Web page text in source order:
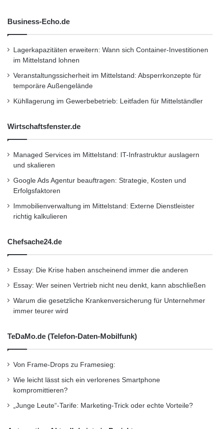
gesgeldanlage.
Zum Unternehmen
Die VTB Bank (Austria) AG, mit Sitz in Wien,
ist die größte europäische Geschäftsbank der
Milliarde Euro – dies bei einer konsolidierten
Bilanzsumme von 7,5 Milliarden Euro. Die
Subgroup VTB Bank (Austria) AG besteht aus
VTB Bank (Deutschland) AG und VTB Bank
(France) SA. VTB Bank (Austria) AG bietet
Handelstransaktionen und Projekten in
Russland und in den GUS-Ländern in den
Bereichen Zahlungsverkehr und Investment
an.
Erreichbarkeit und Service
Die VTB Bank (Austria) AG,
Zweigniederlassung Deutschland (VTB
Direktbank) ist eine reine On-linebank
www.vtbdirektbank.de) und bietet ihren
Business-Echo.de
Lagerkapazitäten erweitern: Wann sich Container-Investitionen
im Mittelstand lohnen
Veranstaltungssicherheit im Mittelstand: Absperrkonzepte für
temporäre Außengelände
Kühllagerung im Gewerbebetrieb: Leitfaden für Mittelständler
Wirtschaftsfenster.de
Managed Services im Mittelstand: IT-Infrastruktur auslagern
und skalieren
Google Ads Agentur beauftragen: Strategie, Kosten und
Erfolgsfaktoren
Immobilienverwaltung im Mittelstand: Externe Dienstleister
richtig kalkulieren
Chefsache24.de
Essay: Die Krise haben anscheinend immer die anderen
Essay: Wer seinen Vertrieb nicht neu denkt, kann abschließen
Warum die gesetzliche Krankenversicherung für Unternehmer
immer teurer wird
TeDaMo.de (Telefon-Daten-Mobilfunk)
Von Frame-Drops zu Framesieg:
Wie leicht lässt sich ein verlorenes Smartphone
kompromittieren?
„Junge Leute“-Tarife: Marketing-Trick oder echte Vorteile?